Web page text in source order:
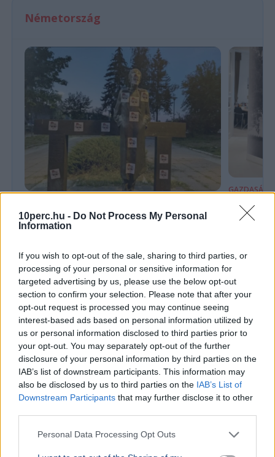
10perc.hu - Do Not Process My Personal
Information
If you wish to opt-out of the sale, sharing to third parties, or
processing of your personal or sensitive information for
targeted advertising by us, please use the below opt-out
section to confirm your selection. Please note that after your
opt-out request is processed you may continue seeing
interest-based ads based on personal information utilized by
us or personal information disclosed to third parties prior to
your opt-out. You may separately opt-out of the further
disclosure of your personal information by third parties on the
IAB’s list of downstream participants. This information may
also be disclosed by us to third parties on the IAB’s List of
Downstream Participants that may further disclose it to other
Personal Data Processing Opt Outs
Németország
Ismét megrongálták Radnóti Miklós
szobrát a szerbiai Borban
Miklós szobrát, a vajdasági Magyar Nemzeti
Tanács feljelentést tett az ügyben.
GAZDASÁG
A bajor
autóipar,
Ajánljuk még
KÜLFÖLD 2026. augusztus 5.
Élő közvetítés közben lőttek agyon egy
mexikói influenszert